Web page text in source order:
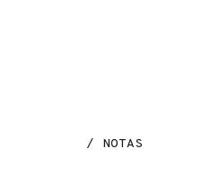
/ NOTAS